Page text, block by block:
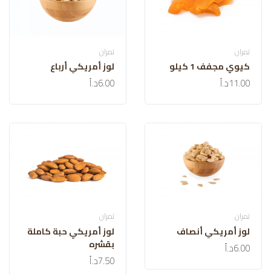
تمران
كيوي مجفف 1 كيلو
11.00د.أ
تمران
لوز أمريكي أرباع
6.00د.أ
تمران
لوز أمريكي أنصاف
6.00د.أ
تمران
لوز أمريكي حبة كاملة
بقشره
7.50د.أ